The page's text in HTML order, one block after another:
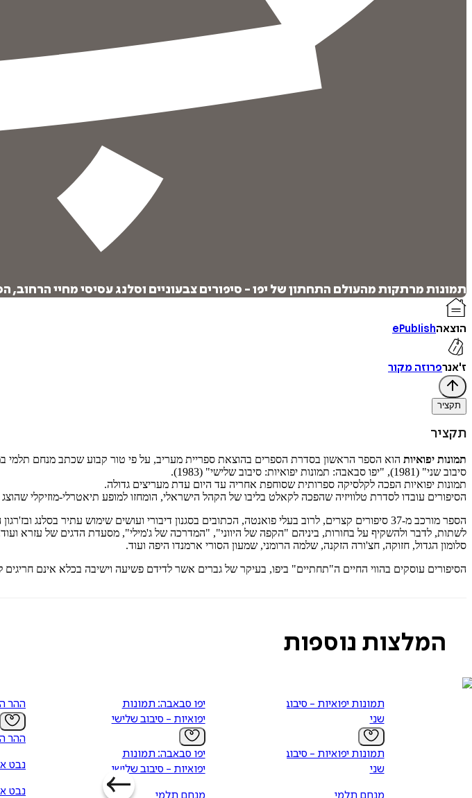
2026
תמונות מרתקות מהעולם התחתון של יפו - סיפורים צבעוניים וסלנג עסיסי מחיי הרחוב,
הוצאהePublish
ז'אנרפרוזה מקור
תקציר
תקציר
תמונות יפואיות
סיבוב שני" (1981), "יפו סבאבה: תמונות יפואיות: סיבוב שלישי" (1983).
תמונות יפואיות הפכה לקלסיקה ספרותית שסוחפת אחריה עד היום עדת מעריצים גדולה.
הסיפורים עובדו לסדרת טלוויזיה שהפכה לקאלט בליבו של הקהל הישראלי, הומחזו למופע תיאטרלי-מוזיקלי
הספר מורכב מ-37 סיפורים קצרים, לרוב בעלי פואנטה, הכתובים בסגנון דיבורי ועושים שימוש עתיר
לשתות, לדבר ולהשקיף על בחורות, ביניהם "הקפה של היווני", "המדרכה של ג'מילי", מסעדת הדגים של עזרא
סלומון הגדול, חזוקה, חצ'ורה הזקנה, שלמה הרומני, שמעון הסורי ארמנדו היפה ועוד.
הסיפורים עוסקים בהווי החיים ה"תחתיים" ביפו, בעיקר של גברים אשר לדידם פשיעה וישיבה בכלא אינם חריגים
המלצות נוספות
תמונות יפואיות - סיבוב
שני
תמונות יפואיות - סיבוב
שני
יפו סבאבה: תמונות
יפואיות - סיבוב שלישי
יפו סבאבה: תמונות
יפואיות - סיבוב שלישי
ההר
ההר
נבט
נבט